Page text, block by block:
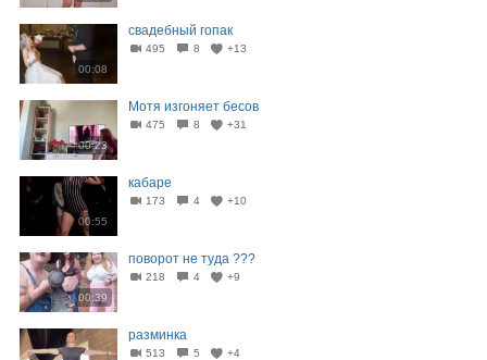
00:08
свадебный гопак
495 8 +13
00:23
Мотя изгоняет бесов
475 8 +31
00:55
кабаре
173 4 +10
00:39
поворот не туда ???
218 4 +9
разминка
513 5 +4